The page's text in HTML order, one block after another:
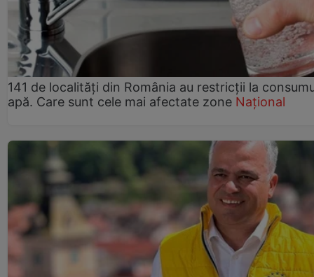
141 de localități din România au restricții la
apă. Care sunt cele mai afectate zone Național